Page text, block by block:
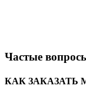
Частые
КАК ЗАКАЗАТЬ